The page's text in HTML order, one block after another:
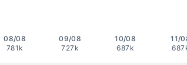
08/08
781k
09/08
727k
10/08
687k
11/